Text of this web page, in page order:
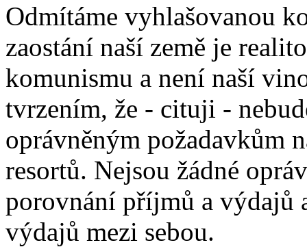
Odmítáme vyhlašovanou
zaostání naší země je
komunismu a není naší
tvrzením, že - cituji -
oprávněným požadavkům
resortů. Nejsou žádné
porovnání příjmů a výdajů
výdajů mezi sebou.